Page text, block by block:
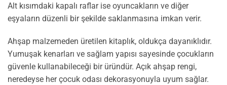
Alt kısımdaki kapalı raflar ise oyuncakların ve diğer
eşyaların düzenli bir şekilde saklanmasına imkan verir.
Ahşap malzemeden üretilen kitaplık, oldukça dayanıklıdır.
Yumuşak kenarları ve sağlam yapısı sayesinde çocukların
güvenle kullanabileceği bir üründür. Açık ahşap rengi,
neredeyse her çocuk odası dekorasyonuyla uyum sağlar.